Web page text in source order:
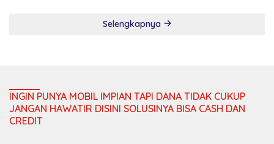
Selengkapnya
INGIN PUNYA MOBIL IMPIAN TAPI DANA TIDAK CUKUP
JANGAN HAWATIR DISINI SOLUSINYA BISA CASH DAN
CREDIT